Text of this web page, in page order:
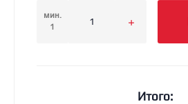
мин.
1
Итого: